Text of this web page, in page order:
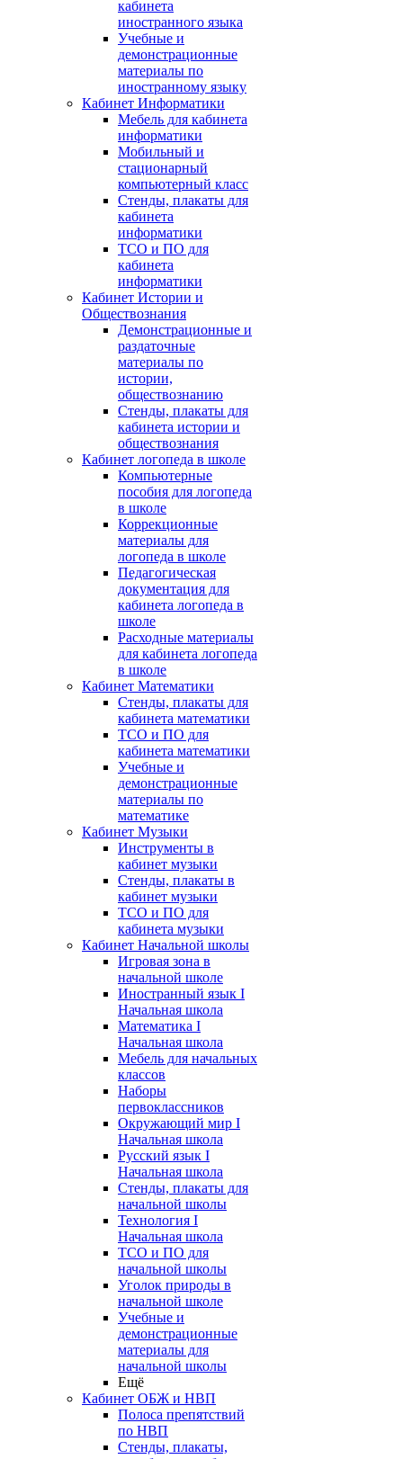
кабинета
иностранного языка
Учебные и
демонстрационные
материалы по
иностранному языку
Кабинет Информатики
Мебель для кабинета
информатики
Мобильный и
стационарный
компьютерный класс
Стенды, плакаты для
кабинета
информатики
ТСО и ПО для
кабинета
информатики
Кабинет Истории и
Обществознания
Демонстрационные и
раздаточные
материалы по
истории,
обществознанию
Стенды, плакаты для
кабинета истории и
обществознания
Кабинет логопеда в школе
Компьютерные
пособия для логопеда
в школе
Коррекционные
материалы для
логопеда в школе
Педагогическая
документация для
кабинета логопеда в
школе
Расходные материалы
для кабинета логопеда
в школе
Кабинет Математики
Стенды, плакаты для
кабинета математики
ТСО и ПО для
кабинета математики
Учебные и
демонстрационные
материалы по
математике
Кабинет Музыки
Инструменты в
кабинет музыки
Стенды, плакаты в
кабинет музыки
ТСО и ПО для
кабинета музыки
Кабинет Начальной школы
Игровая зона в
начальной школе
Иностранный язык I
Начальная школа
Математика I
Начальная школа
Мебель для начальных
классов
Наборы
первоклассников
Окружающий мир I
Начальная школа
Русский язык I
Начальная школа
Стенды, плакаты для
начальной школы
Технология I
Начальная школа
ТСО и ПО для
начальной школы
Уголок природы в
начальной школе
Учебные и
демонстрационные
материалы для
начальной школы
Ещё
Кабинет ОБЖ и НВП
Полоса препятствий
по НВП
Стенды, плакаты,